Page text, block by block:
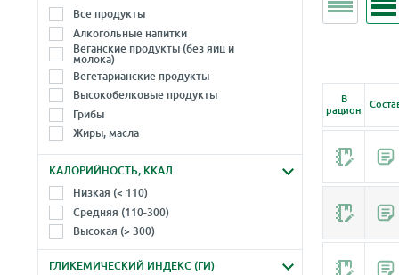
-
-
Все продукты
Алкогольные напитки
Веганские продукты (без яиц и
молока)
Вегетарианские продукты
Высокобелковые продукты
Грибы
Жиры, масла
Зелень, травы, листья, салаты
Крупы, злаки
Макароны, лапша (паста)
Молоко и молочные продукты
Морепродукты
Морские водоросли
Мука, продукты из муки
КАЛОРИЙНОСТЬ, ККАЛ
Низкая (< 110)
Средняя (110-300)
Высокая (> 300)
ГЛИКЕМИЧЕСКИЙ ИНДЕКС (ГИ)
В
рацион